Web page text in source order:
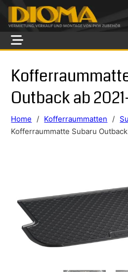
Skip to main content
Skip to footer
Outback ab
Home / Kofferraummatten /
Kofferraummatte Subaru